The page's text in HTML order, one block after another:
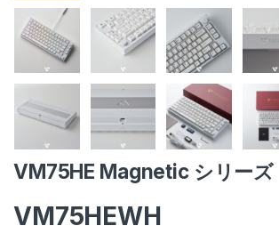
VM75HE Magnetic シリーズ
VM75HEWH